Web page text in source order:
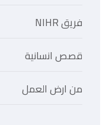
فريق NIHR
قصص انسانية
من ارض العمل